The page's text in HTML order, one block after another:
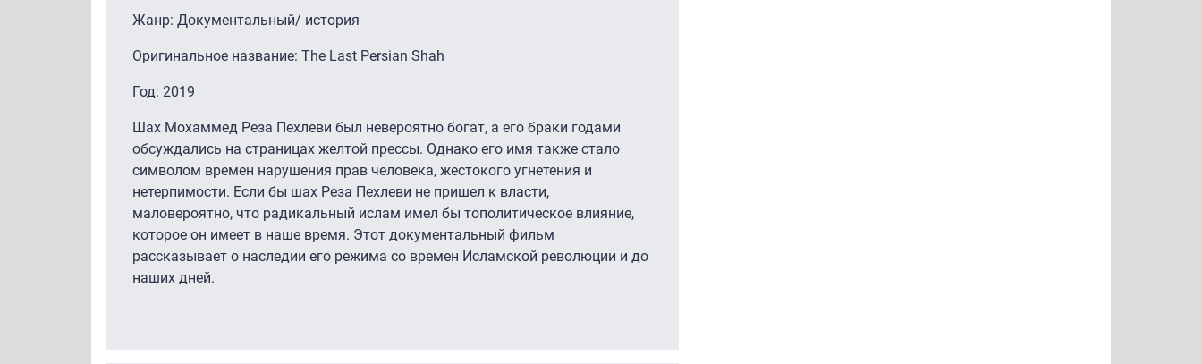
Жанр: Документальный/ история
Оригинальное название: The Last Persian Shah
Год: 2019
Шах Мохаммед Реза Пехлеви был невероятно богат, а его браки годами
обсуждались на страницах желтой прессы. Однако его имя также стало
символом времен нарушения прав человека, жестокого угнетения и
нетерпимости. Если бы шах Реза Пехлеви не пришел к власти,
маловероятно, что радикальный ислам имел бы тополитическое влияние,
которое он имеет в наше время. Этот документальный фильм
рассказывает о наследии его режима со времен Исламской революции и до
наших дней.